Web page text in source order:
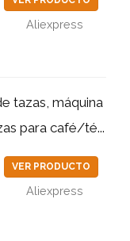
Aliexpress
tazas, máquina
para café/té...
VER PRODUCTO
Aliexpress